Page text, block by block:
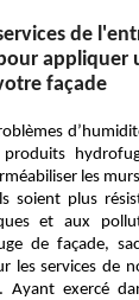
de
appliquer
façade
les
soient plus
et aux
de façade,
les services de
Ayant exercé